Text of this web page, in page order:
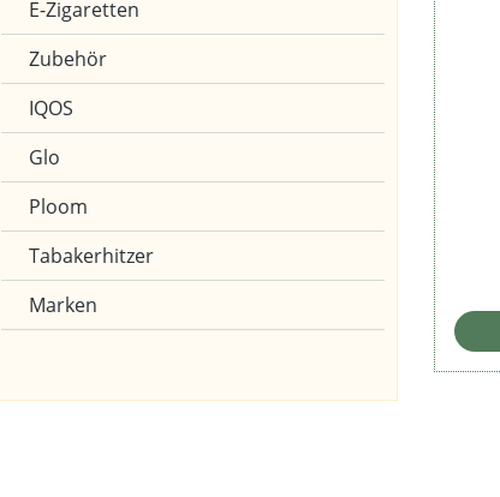
E-Zigaretten
Zubehör
IQOS
Glo
Ploom
Tabakerhitzer
Marken